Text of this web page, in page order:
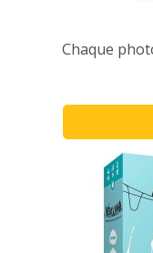
Chaque